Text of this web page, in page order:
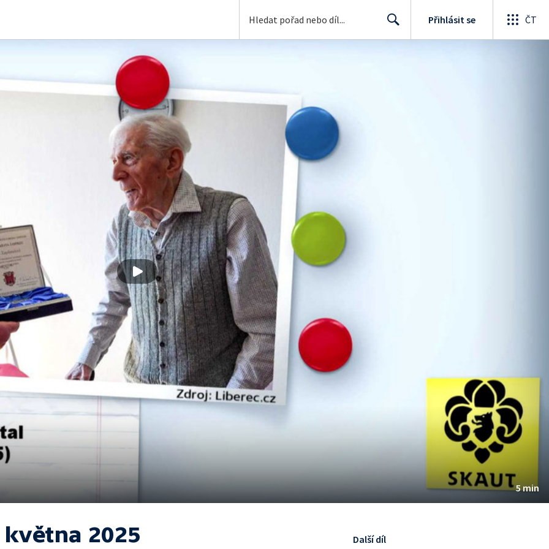
Přihlásit se ČT
5 min
května 2025 Další díl